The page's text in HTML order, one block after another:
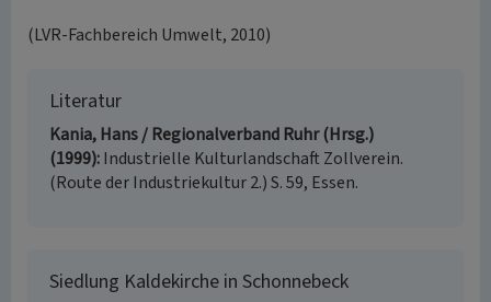
(LVR-Fachbereich Umwelt, 2010)
Literatur
Kania, Hans / Regionalverband Ruhr (Hrsg.)
(1999) Industrielle Kulturlandschaft Zollverein.
(Route der Industriekultur 2.) S. 59, Essen.
Siedlung Kaldekirche in Schonnebeck